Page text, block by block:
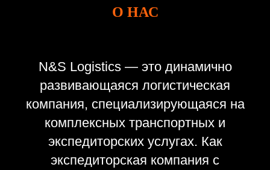
О НАС
N&S Logistics — это динамично
развивающаяся логистическая
компания, специализирующаяся на
комплексных транспортных и
экспедиторских услугах. Как
экспедиторская компания с